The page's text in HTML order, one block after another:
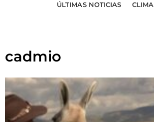
ÚLTIMAS NOTICIAS CLIMA
cadmio